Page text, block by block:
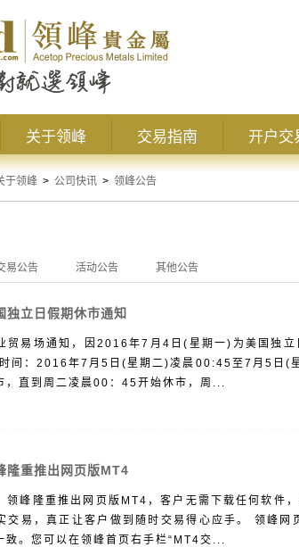
关于领峰 交易指南 开户交
于领峰 > 公司快讯 > 领峰公告
易公告 活动公告 其他公告
独立日假期休市通知
贸易场通知，因2016年7月4日(星期一)为美国独立
间：2016年7月5日(星期二)凌晨00:45至7月5日(
，直到周二凌晨00：45开始休市，周...
隆重推出网页版MT4
领峰隆重推出网页版MT4，客户无需下载任何软件
交易，真正让客户做到随时交易得心应手。 领峰
致。您可以在领峰首页右手栏“MT4交...